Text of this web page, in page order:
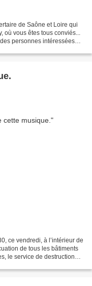
de Saône et Loire qui
vous êtes tous conviés...
personnes intéressées
ce vendredi, à l’intérieur de
de tous les bâtiments
le service de destruction